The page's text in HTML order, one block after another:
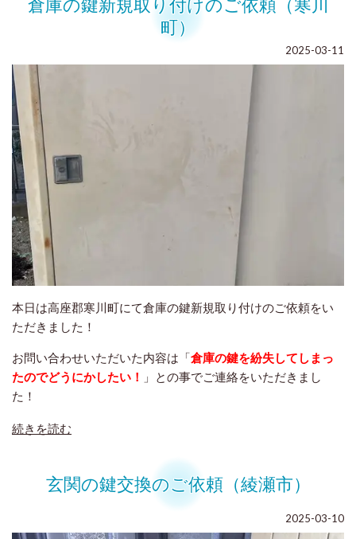
町）
2025-03-11
本日は高座郡寒川町にて倉庫の鍵新規取り付けのご依頼をい
ただきました！
お問い合わせいただいた内容は「倉庫の鍵を紛失してしまっ
たのでどうにかしたい！
」との事でご連絡をいただきまし
た！
続きを読む
玄関の鍵交換のご依頼（綾瀬市）
2025-03-10